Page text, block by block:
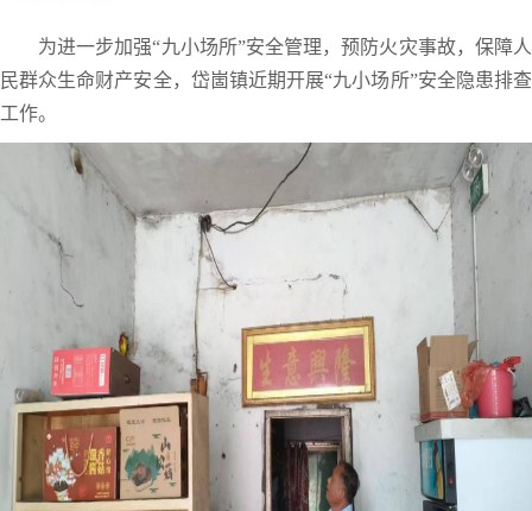
为进一步加强“九小场所”安全管理，预防火灾事故，保障人
民群众生命财产安全，岱崮镇近期开展“九小场所”安全隐患排查
工作。